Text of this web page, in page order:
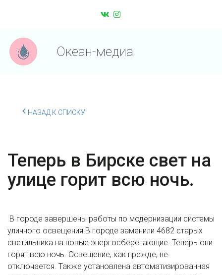
Океан-медиа
НАЗАД К СПИСКУ
Теперь в Бирске свет на
улице горит всю ночь.
В городе завершены работы по модернизации системы
уличного освещения.В городе заменили 4682 старых
светильника на новые энергосберегающие. Теперь они
горят всю ночь. Освещение, как прежде, не
отключается. Также установлена автоматизированная